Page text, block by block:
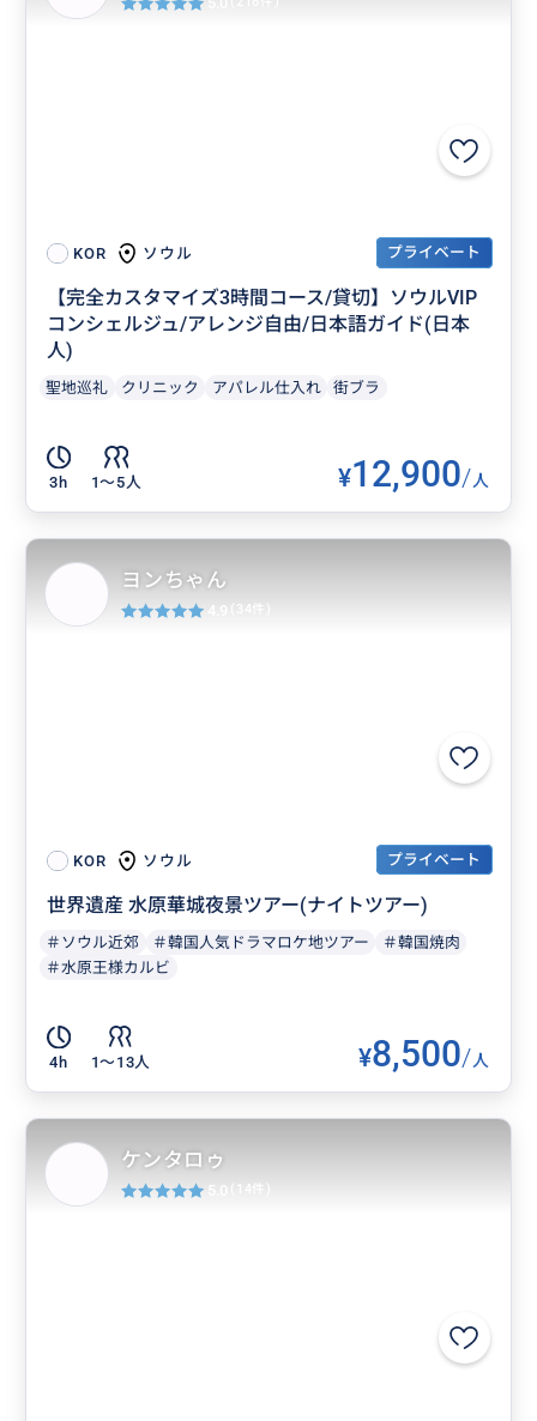
KOR ソウル プライベート
【完全カスタマイズ3時間コース/貸切】ソウルVIP
コンシェルジュ/アレンジ自由/日本語ガイド(日本
人)
聖地巡礼 クリニック アパレル仕入れ 街ブラ
3h 1〜5人 ¥12,900/人
KOR ソウル プライベート
世界遺産 水原華城夜景ツアー(ナイトツアー)
＃ソウル近郊 ＃韓国人気ドラマロケ地ツアー
＃韓国焼肉
＃水原王様カルビ
4h 1〜13人 ¥8,500/人
ヨンちゃん
4.9 (34件)
ケンタロゥ
5.0 (14件)